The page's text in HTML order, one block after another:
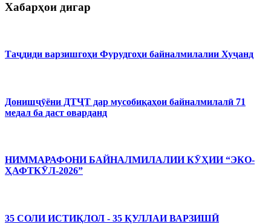
Хабарҳои дигар
Таҷдиди варзишгоҳи Фурудгоҳи байналмилалии Хуҷанд
Донишҷӯёни ДТҶТ дар мусобиқаҳои байналмилалӣ 71
медал ба даст оварданд
НИММАРАФОНИ БАЙНАЛМИЛАЛИИ КӮҲИИ “ЭКО-
ҲАФТКӮЛ-2026”
35 СОЛИ ИСТИҚЛОЛ - 35 ҚУЛЛАИ ВАРЗИШӢ